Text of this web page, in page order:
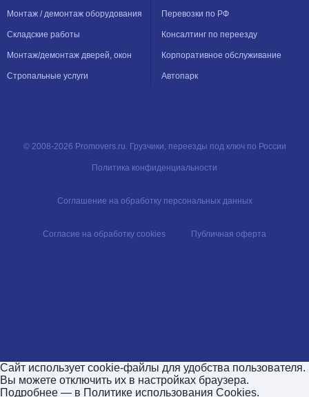
Монтаж / демонтаж оборудования
Складские работы
Монтаж/демонтаж дверей, окон
Стропальные услуги
Перевозки по РФ
Консалтинг по переезду
Корпоративное обслуживание
Автопарк
© 2008-2026 Promovers.ru. Грузчики, переезды под ключ по России
Политика конфиденциальности
Соглашение на обработку персональных данных
Согласие на обработку cookies Публичная оферта
Сайт использует cookie-файлы для удобства пользователя.
Вы можете отключить их в настройках браузера.
Подробнее — в Политике использования Cookies.